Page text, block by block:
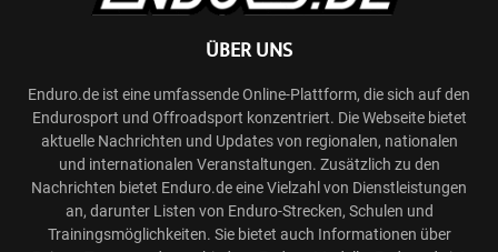
ÜBER UNS
Enduro.de ist eine umfassende Online-Plattform, die sich auf den
Endurosport und Offroadsport konzentriert. Die Webseite bietet
aktuelle Nachrichten und Updates von regionalen, nationalen
und internationalen Veranstaltungen. Zusätzlich zu den
Nachrichten bietet Enduro.de eine Vielzahl von Dienstleistungen
an, darunter Listen von Enduro-Strecken, Schulen und
Trainingsmöglichkeiten. Sie bietet auch Informationen über